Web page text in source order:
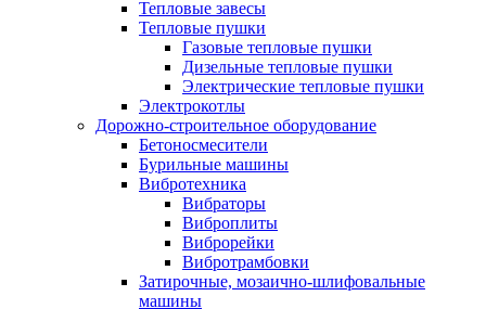
Тепловые завесы
Тепловые пушки
Газовые тепловые пушки
Дизельные тепловые пушки
Электрические тепловые пушки
Электрокотлы
Дорожно-строительное оборудование
Бетоносмесители
Бурильные машины
Вибротехника
Вибраторы
Виброплиты
Виброрейки
Вибротрамбовки
Затирочные, мозаично-шлифовальные
машины